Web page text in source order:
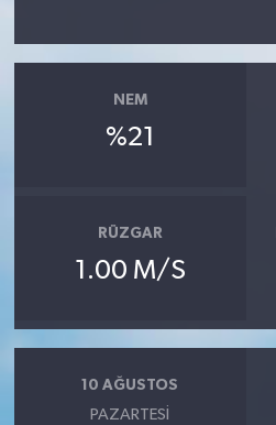
NEM
%21
RÜZGAR
1.00 M/S
10 AĞUSTOS
PAZARTESI